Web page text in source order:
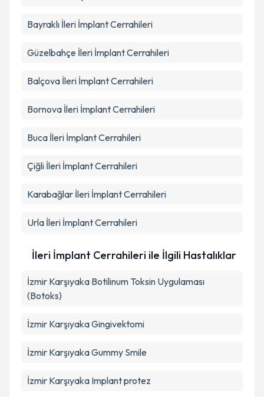
Bayraklı İleri İmplant Cerrahileri
Güzelbahçe İleri İmplant Cerrahileri
Balçova İleri İmplant Cerrahileri
Bornova İleri İmplant Cerrahileri
Buca İleri İmplant Cerrahileri
Çiğli İleri İmplant Cerrahileri
Karabağlar İleri İmplant Cerrahileri
Urla İleri İmplant Cerrahileri
İleri İmplant Cerrahileri ile İlgili Hastalıklar
İzmir Karşıyaka Botilinum Toksin Uygulaması
(Botoks)
İzmir Karşıyaka Gingivektomi
İzmir Karşıyaka Gummy Smile
İzmir Karşıyaka Implant protez